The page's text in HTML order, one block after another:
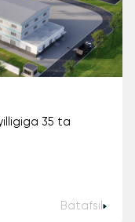
35 ta
Batafsil